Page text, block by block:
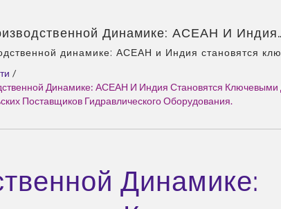
Динамике: АСЕАН И Индия
Двигателями Роста Для
Гидравлического Оборудования. | CML:
Гидравлических Насосов С
Качество
динамике: АСЕАН и Индия становятся
в области гидравлических насосов и
Eckerle в Азии, опытная команда, широкий
решения, гибкая настройка, глобальное
/
Динамике: АСЕАН И Индия Становятся Ключевыми
Поставщиков Гидравлического Оборудования.
Динамике: